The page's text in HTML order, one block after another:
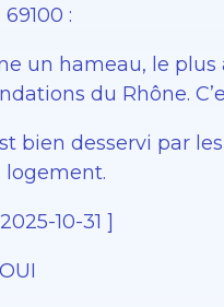
:
un hameau, le
du Rhône.
bien desservi par
10-31 ]